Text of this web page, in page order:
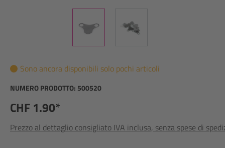
Sono ancora disponibili solo pochi articoli
NUMERO PRODOTTO: 500520
CHF 1.90*
Prezzo al dettaglio consigliato IVA inclusa, senza spese di